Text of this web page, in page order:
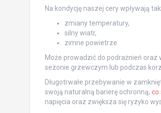
Na kondycję naszej cery wpływają
zmiany temperatury,
silny wiatr,
zimne powietrze.
Może prowadzić do podrażnień oraz
sezonie grzewczym lub podczas
Długotrwałe przebywanie w
swoją naturalną barierę ochronną, co
napięcia oraz zwiększa się ryzyko